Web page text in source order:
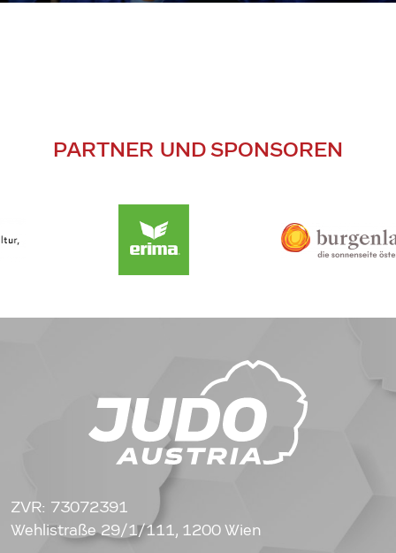
PARTNER UND SPONSOREN
ZVR: 73072391
Wehlistraße 29/1/111, 1200 Wien